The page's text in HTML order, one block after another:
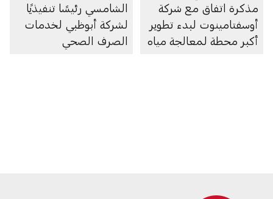
مذكرة اتفاق مع شركة
أوسفتامينوت لبدء تطوير
أكبر محطة لمعالجة مياه
الشامسي رئيسًا تنفيذيًا
لشركة أبوظبي لخدمات
الصرف الصحي